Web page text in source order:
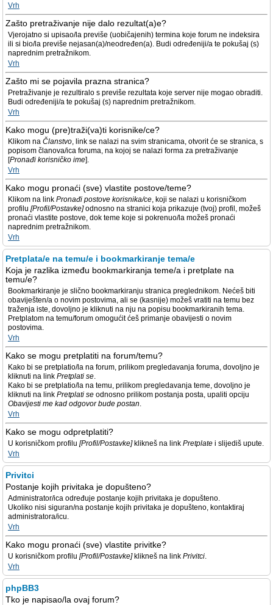
Vrh
Zašto pretraživanje nije dalo rezultat(a)e?
Vjerojatno si upisao/la previše (uobičajenih) termina koje forum ne indeksira
ili si bio/la previše nejasan(a)/neodređen(a). Budi određeniji/a te pokušaj (s)
naprednim pretražnikom.
Vrh
Zašto mi se pojavila prazna stranica?
Pretraživanje je rezultiralo s previše rezultata koje server nije mogao obraditi.
Budi određeniji/a te pokušaj (s) naprednim pretražnikom.
Vrh
Kako mogu (pre)traži(va)ti korisnike/ce?
Klikom na Članstvo, link se nalazi na svim stranicama, otvorit će se stranica, s
popisom članova/ica foruma, na kojoj se nalazi forma za pretraživanje
[Pronađi korisničko ime].
Vrh
Kako mogu pronaći (sve) vlastite postove/teme?
Klikom na link Pronađi postove korisnika/ce, koji se nalazi u korisničkom
profilu [Profil/Postavke]odnosno na stranici koja prikazuje (tvoj) profil, možeš
pronaći vlastite postove, dok teme koje si pokrenuo/la možeš pronaći
naprednim pretražnikom.
Vrh
Pretplata/e na temu/e i bookmarkiranje tema/e
Koja je razlika između bookmarkiranja teme/a i pretplate na
temu/e?
Bookmarkiranje je slično bookmarkiranju stranica preglednikom. Nećeš biti
obaviješten/a o novim postovima, ali se (kasnije) možeš vratiti na temu bez
traženja iste, dovoljno je kliknuti na nju na popisu bookmarkiranih tema.
Pretplatom na temu/forum omogućit ćeš primanje obavijesti o novim
postovima.
Vrh
Kako se mogu pretplatiti na forum/temu?
Kako bi se pretplatio/la na forum, prilikom pregledavanja foruma, dovoljno je
kliknuti na link Pretplati se.
Kako bi se pretplatio/la na temu, prilikom pregledavanja teme, dovoljno je
kliknuti na link Pretplati se odnosno prilikom postanja posta, upaliti opciju
Obavijesti me kad odgovor bude postan.
Vrh
Kako se mogu odpretplatiti?
U korisničkom profilu [Profil/Postavke]klikneš na link Pretplate i slijediš upute.
Vrh
Privitci
Postanje kojih privitaka je dopušteno?
Administrator/ica određuje postanje kojih privitaka je dopušteno.
Ukoliko nisi siguran/na postanje kojih privitaka je dopušteno, kontaktiraj
administratora/icu.
Vrh
Kako mogu pronaći (sve) vlastite privitke?
U korisničkom profilu [Profil/Postavke]klikneš na link Privitci.
Vrh
phpBB3
Tko je napisao/la ovaj forum?